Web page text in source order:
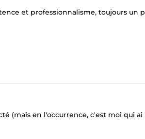
et professionnalisme, toujours un
(mais en l'occurrence, c'est moi qui